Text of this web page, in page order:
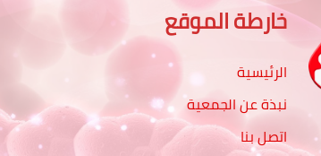
خارطة الموقع
الرئيسية
نبذة عن الجمعية
اتصل بنا